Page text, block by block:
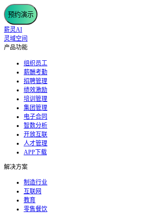
预约演示
薪灵AI
灵域空间
产品功能
组织员工
薪酬考勤
招聘管理
绩效激励
培训管理
集团管理
电子合同
智数分析
开放互联
人才管理
APP下载
解决方案
制造行业
互联网
教育
零售餐饮